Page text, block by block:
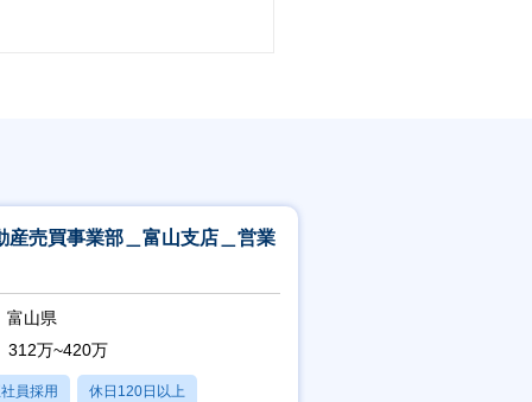
産売買事業部＿富山支店＿営業
富山県
312万~420万
員採用 休日120日以上